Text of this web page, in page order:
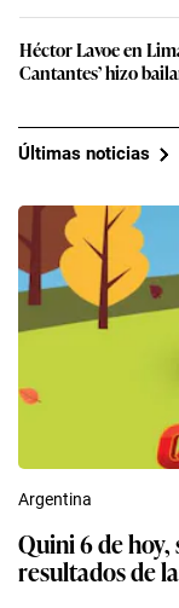
Héctor Lavoe en
Cantantes’ hizo
Últimas noticias
Argentina
Quini 6 de
resultados de